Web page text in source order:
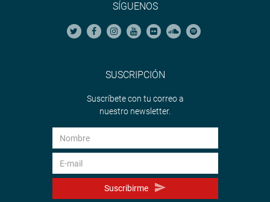
SÍGUENOS
SUSCRIPCIÓN
Suscríbete con tu correo a
nuestro newsletter.
Suscribirme